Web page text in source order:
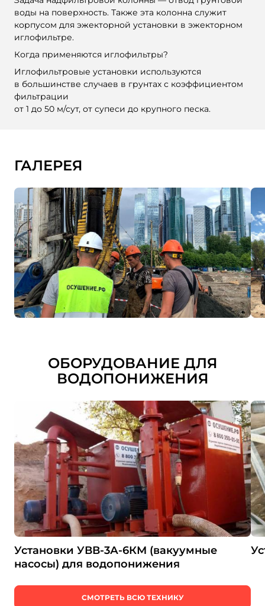
воды на поверхность. Также эта колонна служит
корпусом для эжекторной установки в эжекторном
иглофильтре.
Когда применяются иглофильтры?
Иглофильтровые установки используются
в большинстве случаев в грунтах с коэффициентом
фильтрации
от 1 до 50 м/сут, от супеси до крупного песка.
ГАЛЕРЕЯ
ОБОРУДОВАНИЕ ДЛЯ
ВОДОПОНИЖЕНИЯ
Установки УВВ-3А-6КМ (вакуумные
насосы) для водопонижения
СМОТРЕТЬ ВСЮ ТЕХНИКУ